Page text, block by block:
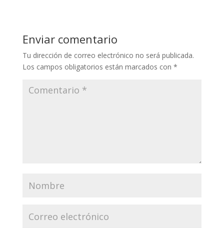
Enviar comentario
Tu dirección de correo electrónico no será publicada.
Los campos obligatorios están marcados con *